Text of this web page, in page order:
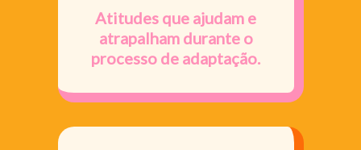
Atitudes que ajudam e
atrapalham durante o
processo de adaptação.